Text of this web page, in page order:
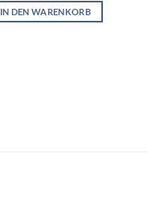
IN DEN WARENKORB